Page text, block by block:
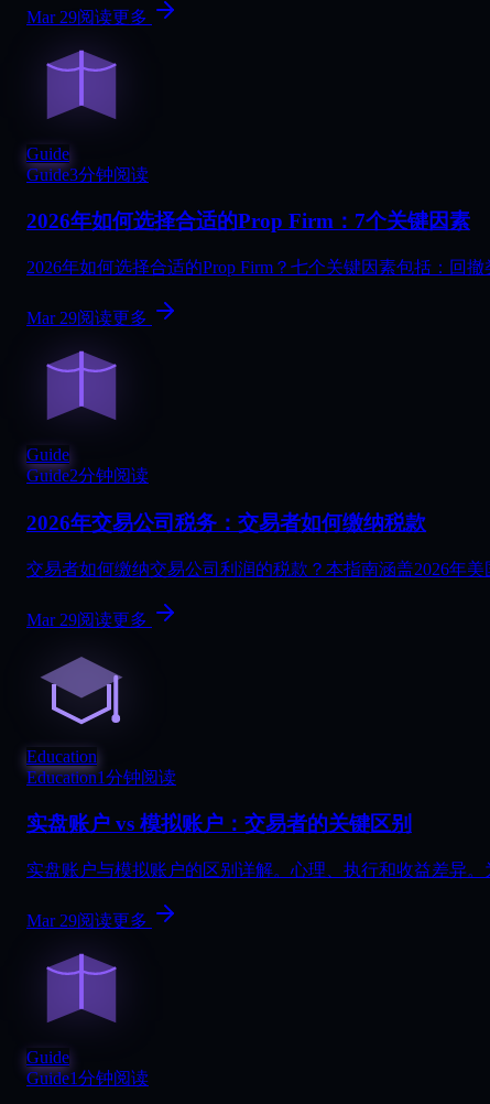
Mar 29阅读更多
Guide
Guide3分钟阅读
2026年如何选择合适的Prop Firm：7个关键因素
2026年如何选择合适的Prop Firm？七个关键因素包括：回
Mar 29阅读更多
Guide
Guide2分钟阅读
2026年交易公司税务：交易者如何缴纳税款
交易者如何缴纳交易公司利润的税款？本指南涵盖2026年
Mar 29阅读更多
Education
Education1分钟阅读
实盘账户 vs 模拟账户：交易者的关键区别
实盘账户与模拟账户的区别详解。心理、执行和收益差异。
Mar 29阅读更多
Guide
Guide1分钟阅读